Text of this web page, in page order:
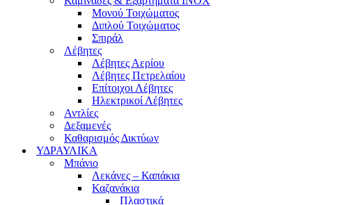
Μονού Τοιχώματος
Διπλού Τοιχώματος
Σπιράλ
Λέβητες
Λέβητες Αερίου
Λέβητες Πετρελαίου
Επίτοιχοι Λέβητες
Ηλεκτρικοί Λέβητες
Αντλίες
Δεξαμενές
Καθαρισμός Δικτύων
ΥΔΡΑΥΛΙΚΑ
Μπάνιο
Λεκάνες – Καπάκια
Καζανάκια
Πλαστικά